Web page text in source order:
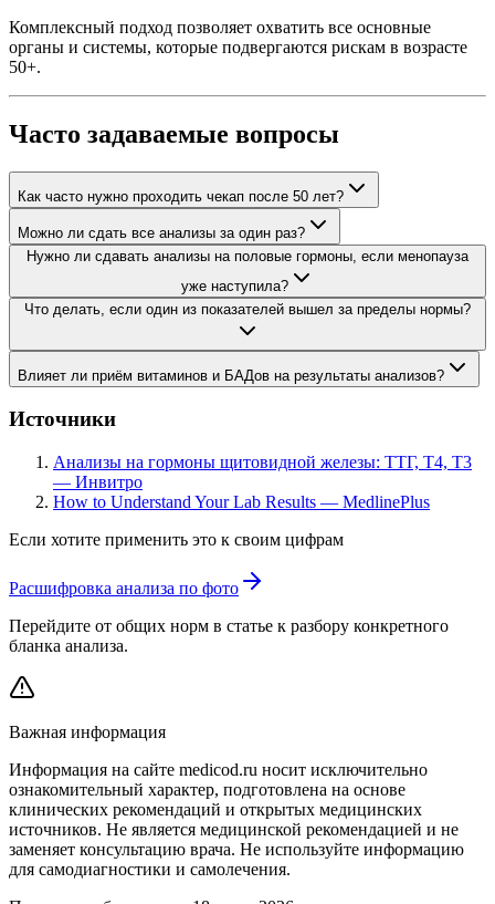
Комплексный подход позволяет охватить все основные
органы и системы, которые подвергаются рискам в возрасте
50+.
Часто задаваемые вопросы
Как часто нужно проходить чекап после 50 лет?
Можно ли сдать все анализы за один раз?
Нужно ли сдавать анализы на половые гормоны, если менопауза
уже наступила?
Что делать, если один из показателей вышел за пределы нормы?
Влияет ли приём витаминов и БАДов на результаты анализов?
Источники
Анализы на гормоны щитовидной железы: ТТГ, Т4, Т3
— Инвитро
How to Understand Your Lab Results — MedlinePlus
Если хотите применить это к своим цифрам
Расшифровка анализа по фото
Перейдите от общих норм в статье к разбору конкретного
бланка анализа.
Важная информация
Информация на сайте medicod.ru носит исключительно
ознакомительный характер, подготовлена на основе
клинических рекомендаций и открытых медицинских
источников. Не является медицинской рекомендацией и не
заменяет консультацию врача. Не используйте информацию
для самодиагностики и самолечения.